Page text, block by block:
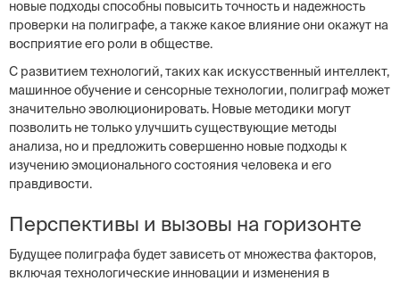
новые подходы способны повысить точность и надежность
проверки на полиграфе, а также какое влияние они окажут на
восприятие его роли в обществе.
С развитием технологий, таких как искусственный интеллект,
машинное обучение и сенсорные технологии, полиграф может
значительно эволюционировать. Новые методики могут
позволить не только улучшить существующие методы
анализа, но и предложить совершенно новые подходы к
изучению эмоционального состояния человека и его
правдивости.
Перспективы и вызовы на горизонте
Будущее полиграфа будет зависеть от множества факторов,
включая технологические инновации и изменения в